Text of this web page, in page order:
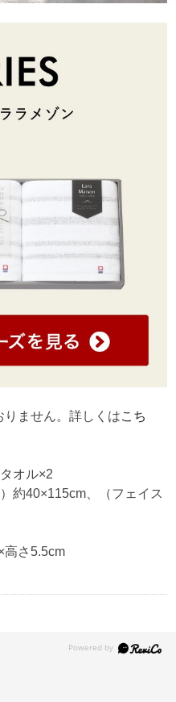
りません。詳しくはこち
オル×2
約40×115cm、（フェイス
高さ5.5cm